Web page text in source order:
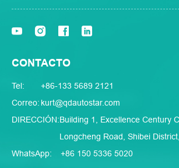
CONTACTO
Tel:
+86-133 5689 2121
Correo: kurt@qdautostar.com
DIRECCIÓN:Building 1, Excellence Century
Longcheng Road, Shibei
WhatsApp:
+86 150 5336 5020